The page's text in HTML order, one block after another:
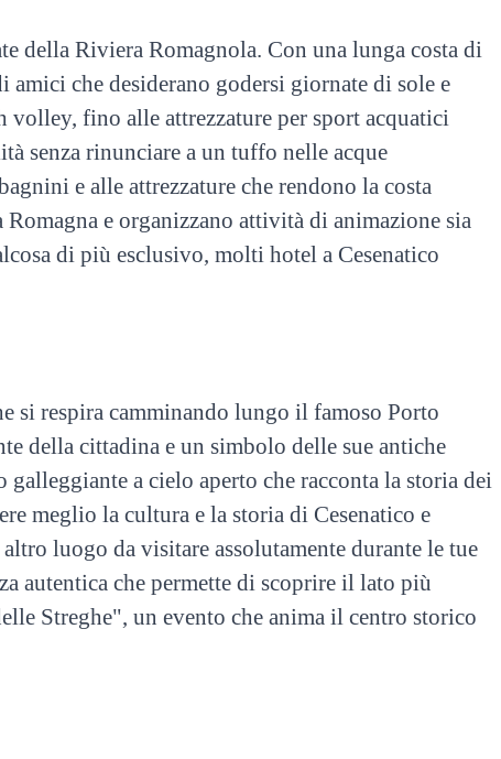
della Riviera Romagnola. Con una lunga costa di
amici che desiderano godersi giornate di sole e
fino alle attrezzature per sport acquatici
senza rinunciare a un tuffo nelle acque
e alle attrezzature che rendono la costa
e organizzano attività di animazione sia
di più esclusivo, molti hotel a Cesenatico
si respira camminando lungo il famoso Porto
della cittadina e un simbolo delle sue antiche
a cielo aperto che racconta la storia dei
meglio la cultura e la storia di Cesenatico e
luogo da visitare assolutamente durante le tue
autentica che permette di scoprire il lato più
Streghe", un evento che anima il centro storico